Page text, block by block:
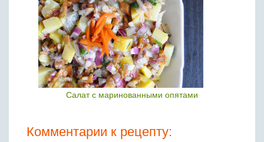
Салат с маринованными опятами
Комментарии к рецепту: